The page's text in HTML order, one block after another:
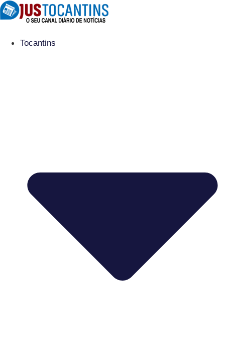
Tocantins